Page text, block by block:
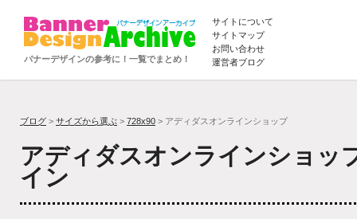
バナーデザインの参考に！一覧でまとめ！
サイトについて
サイトマップ
お問い合わせ
運営者ブログ
ブログ > サイズから選ぶ > 728x90 > アディダスオンラインショップ
アディダスオンラインショッ
イン